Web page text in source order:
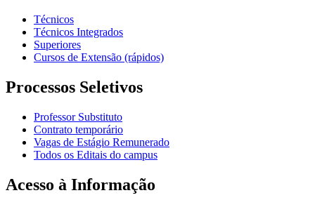
Técnicos
Técnicos Integrados
Superiores
Cursos de Extensão (rápidos)
Processos Seletivos
Professor Substituto
Contrato temporário
Vagas de Estágio Remunerado
Todos os Editais do campus
Acesso à Informação